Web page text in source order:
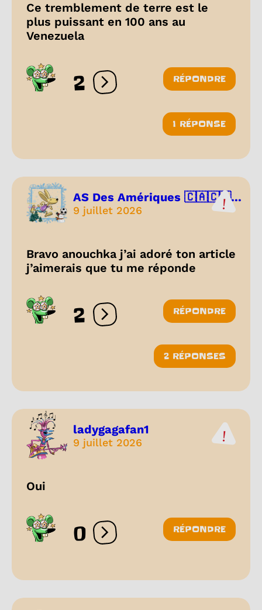
Ce tremblement de terre est le
plus puissant en 100 ans au
Venezuela
2 Ouvrir les réactions
RÉPONDRE
1 RÉPONSE
AS Des Amériques 🇨🇦🇨🇷...
9 juillet 2026
Bravo anouchka j’ai adoré ton article
j’aimerais que tu me réponde
2 Ouvrir les réactions
RÉPONDRE
2 RÉPONSES
ladygagafan1
9 juillet 2026
Oui
0 Ouvrir les réactions
RÉPONDRE